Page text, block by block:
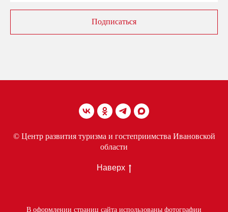
Подписаться
© Центр развития туризма и гостеприимства Ивановской
области
Наверх
В оформлении страниц сайта использованы фотографии